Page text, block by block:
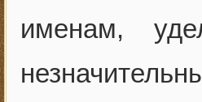
именам,